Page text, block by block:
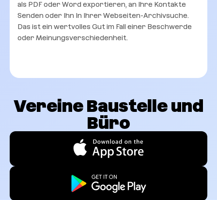
als PDF oder Word exportieren, an Ihre Kontakte
Senden oder Ihn In Ihrer Webseiten-Archivsuche.
Das ist ein wertvolles Gut im Fall einer Beschwerde
oder Meinungsverschiedenheit.
Vereine Baustelle und
Büro